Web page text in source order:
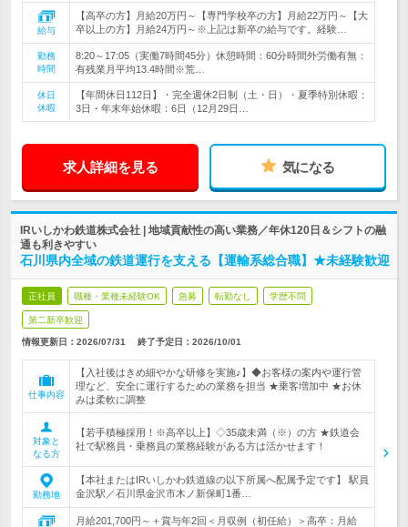
給与
【高卒の方】月給20万円～【専門学校卒の方】月給22万円～【大
卒以上の方】月給24万円～※上記は新卒の給与です。経験…
勤務
時間
8:20～17:05（実働7時間45分）休憩時間：60分時間外労働有無：
有残業月平均13.4時間※荒…
休日
休暇
【年間休日112日】・完全週休2日制（土・日）・夏季特別休暇：
3日・年末年始休暇：6日（12月29日…
求人詳細を見る 気になる
IRいしかわ鉄道株式会社 | 地域貢献性の高い業務／年休120日＆シフトの融
通も利きやすい
石川県内全域の鉄道運行を支える【運輸系総合職】★未経験歓迎
正社員 職種・業種未経験OK 急募 転勤なし 学歴不問
第二新卒歓迎
情報更新日：2026/07/31 終了予定日： 2026/10/01
仕事内容
【入社後はきめ細やかな研修を実施♪】◆お客様の案内や運行管
理など、安全に運行するための業務を担当 ★乗客増加中 ★お休
みは柔軟に調整
対象と
なる方
【若手積極採用！※高卒以上】◇35歳未満（※）の方 ★鉄道会
社で駅務員・乗務員の業務経験がある方は活かせます！
勤務地
【本社またはIRいしかわ鉄道線の以下所属へ配属予定です】 駅員
金沢駅／石川県金沢市木ノ新保町1番…
月給201,700円～＋賞与年2回＜月収例（初任給）＞高卒：月給